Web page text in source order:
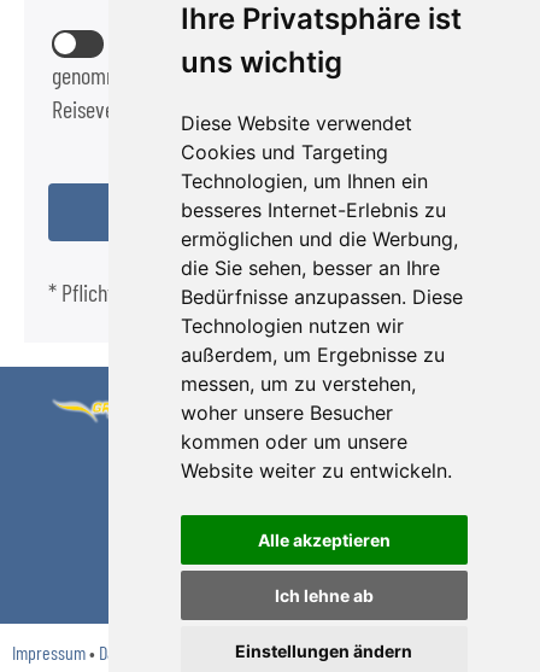
Ihre Privatsphäre ist
uns wichtig
Diese Website verwendet
Cookies und Targeting
Technologien, um Ihnen ein
besseres Internet-Erlebnis zu
ermöglichen und die Werbung,
die Sie sehen, besser an Ihre
Bedürfnisse anzupassen. Diese
Technologien nutzen wir
außerdem, um Ergebnisse zu
messen, um zu verstehen,
woher unsere Besucher
kommen oder um unsere
Website weiter zu entwickeln.
Alle akzeptieren
Ich lehne ab
Einstellungen ändern
habe ich zur Kennntnis
genommen und akzeptiere diese als Bestandteil des
Reisevertrags.
* Pflichtfeld
Grüsgen Reisen
GmbH
Willmuthstr. 21-
23
53332 Bornheim
Telefon 0 22 27 /
E-Mail:
kontakt
gruesgen.de
www.gruesgen.de
Impressum• Datenschutz Reisebedingungen•Formblatt•Cookie-